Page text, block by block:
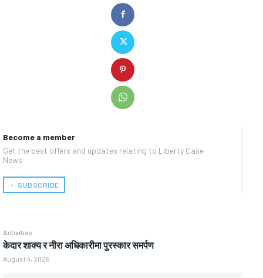
Become a member
Get the best offers and updates relating to Liberty Case
News.
﹢ SUBSCRIBE
Activities
केदार शाक्य र नीरा अधिकारीमा पुरस्कार समर्पण
August 4, 2026